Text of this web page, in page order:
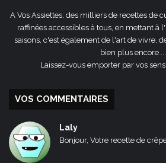
A Vos Assiettes, des milliers de recettes de
raffinées accessibles à tous, en mettant à
saisons, c'est également de l'art de vivre,
bien plus encore ...
Laissez-vous emporter par vos
VOS COMMENTAIRES
Laly
Bonjour, Votre recette de